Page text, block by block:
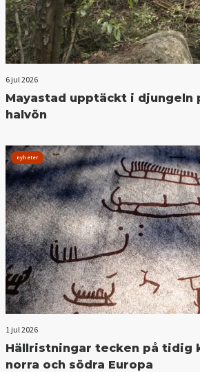
6 jul 2026
Mayastad upptäckt i djungeln
halvön
nyheter
1 jul 2026
Hällristningar tecken på tidig
norra och södra Europa